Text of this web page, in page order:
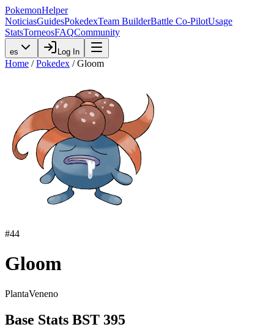
PokemonHelper
NoticiasGuidesPokedexTeam BuilderBattle Co-PilotUsage
StatsTorneosFAQCommunity
es Log In
Home / Pokedex / Gloom
#44
Gloom
PlantaVeneno
Base Stats BST 395